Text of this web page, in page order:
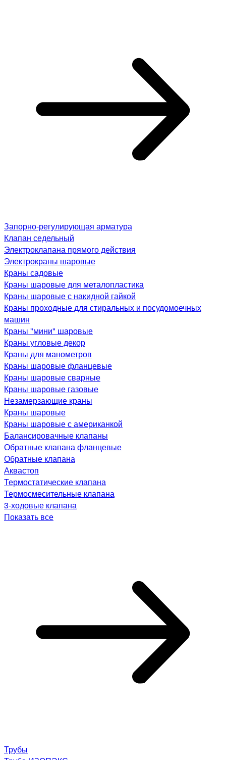
Запорно-регулирующая арматура
Клапан седельный
Электроклапана прямого действия
Электрокраны шаровые
Краны садовые
Краны шаровые для металопластика
Краны шаровые с накидной гайкой
Краны проходные для стиральных и посудомоечных
машин
Краны "мини" шаровые
Краны угловые декор
Краны для манометров
Краны шаровые фланцевые
Краны шаровые сварные
Краны шаровые газовые
Незамерзающие краны
Краны шаровые
Краны шаровые с американкой
Балансировачные клапаны
Обратные клапана фланцевые
Обратные клапана
Аквастоп
Термостатические клапана
Термосмесительные клапана
3-ходовые клапана
Показать все
Трубы